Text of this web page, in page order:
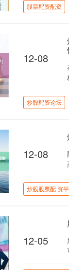
股票配资配资
12-08
炒股配资论坛
12-08
炒股股票配 资
12-05